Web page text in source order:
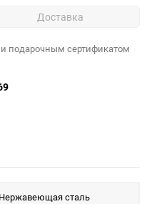
Доставка
подарочным сертификатом
Нержавеющая сталь